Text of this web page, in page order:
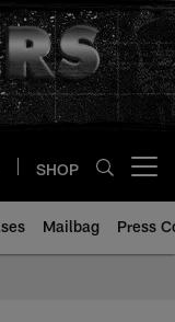
SHOP
Mailbag Press